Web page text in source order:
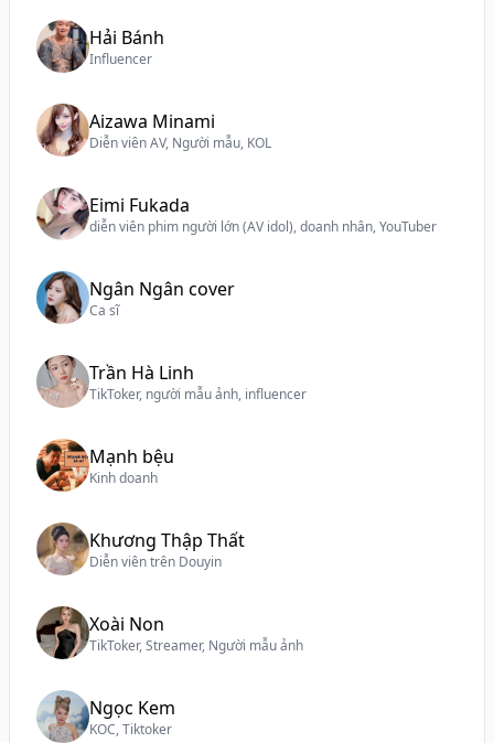
Hải Bánh
Influencer
Aizawa Minami
Diễn viên AV, Người mẫu, KOL
Eimi Fukada
diễn viên phim người lớn (AV idol), doanh nhân, YouTuber
Ngân Ngân cover
Ca sĩ
Trần Hà Linh
TikToker, người mẫu ảnh, influencer
Mạnh bệu
Kinh doanh
Khương Thập Thất
Diễn viên trên Douyin
Xoài Non
TikToker, Streamer, Người mẫu ảnh
Ngọc Kem
KOC, Tiktoker